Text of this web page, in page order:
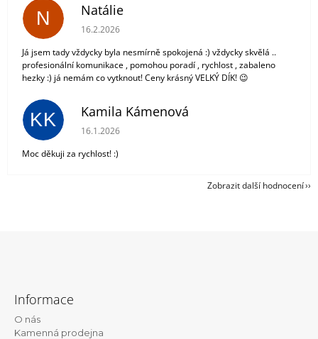
N Natálie
Hodnocení obchodu je 5 z 5 hvězdiček.
16.2.2026
Já jsem tady vždycky byla nesmírně spokojená :) vždycky skvělá ..
profesionální komunikace , pomohou poradí , rychlost , zabaleno
hezky :) já nemám co vytknout! Ceny krásný VELKÝ DÍK! 😉
KK Kamila Kámenová
Hodnocení obchodu je 5 z 5 hvězdiček.
16.1.2026
Moc děkuji za rychlost! :)
Zobrazit další hodnocení
Informace
O nás
Kamenná prodejna